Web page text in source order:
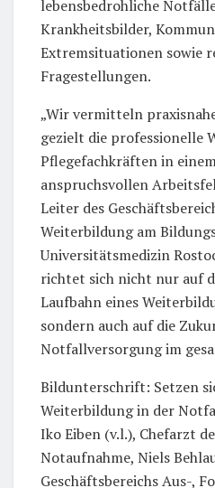
lebensbedrohliche
Krankheitsbilder,
Extremsituationen sowie
Fragestellungen.
„Wir vermitteln
gezielt die professionelle
Pflegefachkräften in
anspruchsvollen
Leiter des
Weiterbildung am
Universitätsmedizin
richtet sich nicht nur auf
Laufbahn eines
sondern auch auf die
Notfallversorgung im
Bildunterschrift: Setzen
Weiterbildung in der
Iko Eiben (v.l.), Chefarzt
Notaufnahme, Niels
Geschäftsbereichs Aus-,